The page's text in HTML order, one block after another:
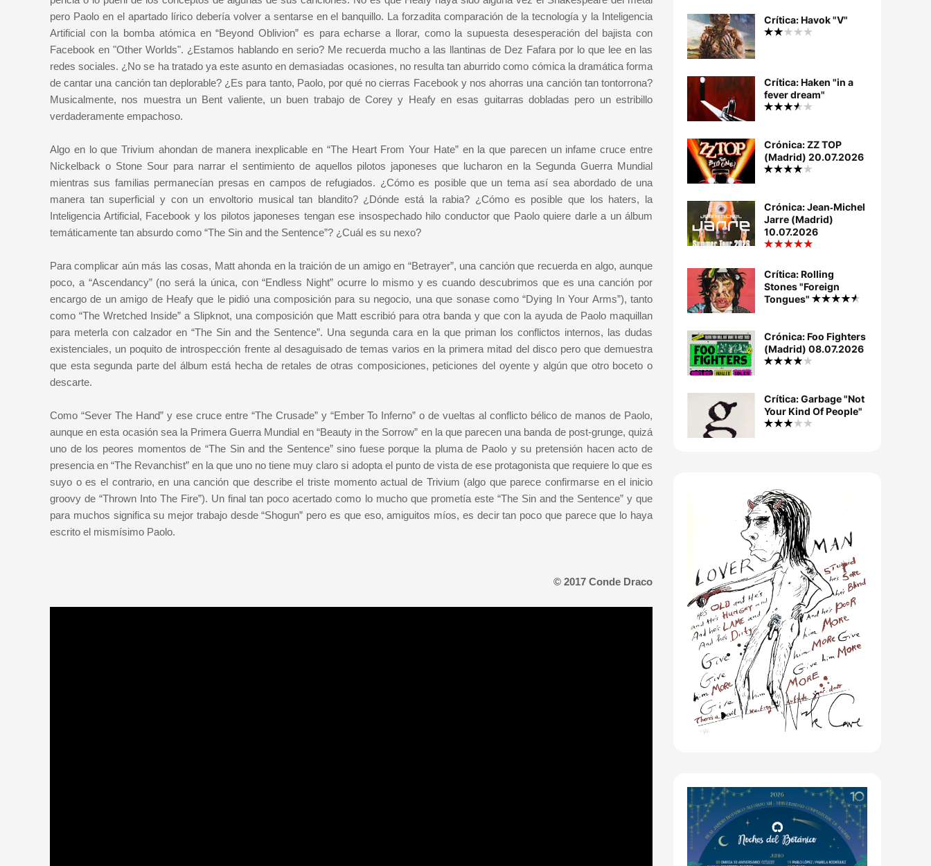
pero Paolo en el apartado lírico debería volver a sentarse en el banquillo. La forzadita comparación de la tecnología y la Inteligencia
Artificial con la bomba atómica en “Beyond Oblivion” es para echarse a llorar, como la supuesta desesperación del bajista con
Facebook en "Other Worlds". ¿Estamos hablando en serio? Me recuerda mucho a las llantinas de Dez Fafara por lo que lee en las
redes sociales. ¿No se ha tratado ya este asunto en demasiadas ocasiones, no resulta tan aburrido como cómica la dramática forma
de cantar una canción tan deplorable? ¿Es para tanto, Paolo, por qué no cierras Facebook y nos ahorras una canción tan tontorrona?
Musicalmente, nos muestra un Bent valiente, un buen trabajo de Corey y Heafy en esas guitarras dobladas pero un estribillo
verdaderamente empachoso.
Algo en lo que Trivium ahondan de manera inexplicable en “The Heart From Your Hate” en la que parecen un infame cruce entre
Nickelback o Stone Sour para narrar el sentimiento de aquellos pilotos japoneses que lucharon en la Segunda Guerra Mundial
mientras sus familias permanecían presas en campos de refugiados. ¿Cómo es posible que un tema así sea abordado de una
manera tan superficial y con un envoltorio musical tan blandito? ¿Dónde está la rabia? ¿Cómo es posible que los haters, la
Inteligencia Artificial, Facebook y los pilotos japoneses tengan ese insospechado hilo conductor que Paolo quiere darle a un álbum
temáticamente tan absurdo como “The Sin and the Sentence”? ¿Cuál es su nexo?
Para complicar aún más las cosas, Matt ahonda en la traición de un amigo en “Betrayer”, una canción que recuerda en algo, aunque
poco, a “Ascendancy” (no será la única, con “Endless Night” ocurre lo mismo y es cuando descubrimos que es una canción por
encargo de un amigo de Heafy que le pidió una composición para su negocio, una que sonase como “Dying In Your Arms”), tanto
como “The Wretched Inside” a Slipknot, una composición que Matt escribió para otra banda y que con la ayuda de Paolo maquillan
para meterla con calzador en “The Sin and the Sentence”. Una segunda cara en la que priman los conflictos internos, las dudas
existenciales, un poquito de introspección frente al desaguisado de temas varios en la primera mitad del disco pero que demuestra
que esta segunda parte del álbum está hecha de retales de otras composiciones, peticiones del oyente y algún que otro boceto o
descarte.
Como “Sever The Hand” y ese cruce entre “The Crusade” y “Ember To Inferno” o de vueltas al conflicto bélico de manos de Paolo,
aunque en esta ocasión sea la Primera Guerra Mundial en “Beauty in the Sorrow” en la que parecen una banda de post-grunge, quizá
uno de los peores momentos de “The Sin and the Sentence” sino fuese porque la pluma de Paolo y su pretensión hacen acto de
presencia en “The Revanchist” en la que uno no tiene muy claro si adopta el punto de vista de ese protagonista que requiere lo que es
suyo o es el contrario, en una canción que describe el triste momento actual de Trivium (algo que parece confirmarse en el inicio
groovy de “Thrown Into The Fire”). Un final tan poco acertado como lo mucho que prometía este “The Sin and the Sentence” y que
para muchos significa su mejor trabajo desde “Shogun” pero es que eso, amiguitos míos, es decir tan poco que parece que lo haya
escrito el mismísimo Paolo.
© 2017 Conde Draco
Crítica: Havok "V"
Crítica: Haken "in a
fever dream"
Crónica: ZZ TOP
(Madrid) 20.07.2026
Crónica: Jean‐Michel
Jarre (Madrid)
10.07.2026
Crítica: Rolling
Stones "Foreign
Tongues"
Crónica: Foo Fighters
(Madrid) 08.07.2026
Crítica: Garbage "Not
Your Kind Of People"